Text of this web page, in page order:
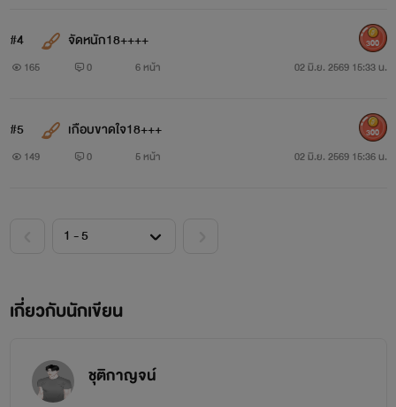
#4 จัดหนัก18++++
165 0 6 หน้า 02 มิ.ย. 2569 15:33 น.
300
#5 เกือบขาดใจ18+++
149 0 5 หน้า 02 มิ.ย. 2569 15:36 น.
300
เกี่ยวกับนักเขียน
ชุติกาญจน์